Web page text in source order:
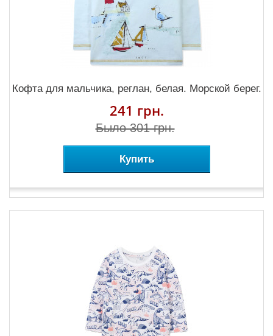
Кофта для мальчика, реглан, белая. Морской берег.
241 грн.
Было 301 грн.
Купить